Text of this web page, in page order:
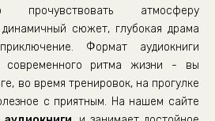
прочувствовать атмосферу
динамичный сюжет, глубокая драма
Формат аудиокниги
современного ритма жизни - вы
во время тренировок, на прогулке
с приятным. На нашем сайте